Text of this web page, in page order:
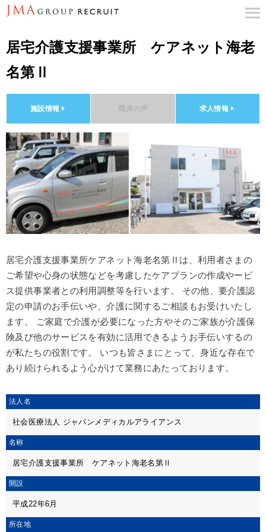
居宅介護支援事業所 ケアネット海老
名第Ⅱ
施設情報 求人情報
居宅介護支援事業所ケアネット海老名第Ⅱは、利用者さまの
ご希望や心身の状態などを考慮したケアプランの作成やービ
ス提供事業者との利用調整等を行います。 その他、要介護認
定の申請のお手伝いや、介護に関するご相談もお受けいたし
ます。 ご家庭で介護が必要になった方やそのご家族が介護保
険及び他のサービスを有効に活用できるようお手伝いするの
が私たちの役割です。 いつも皆さまにとって、身近な存在で
あり続けられるよう心がけて業務にあたっております。
法人名
社会医療法人 ジャパンメディカルアライアンス
名称
居宅介護支援事業所 ケアネット海老名第Ⅱ
開設
平成22年6月
所在地